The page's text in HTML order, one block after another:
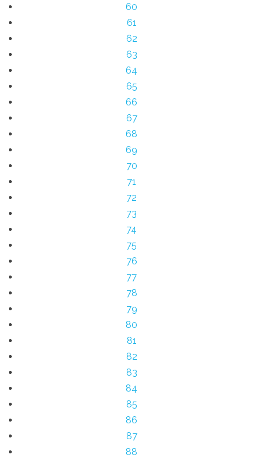
60
61
62
63
64
65
66
67
68
69
70
71
72
73
74
75
76
77
78
79
80
81
82
83
84
85
86
87
88